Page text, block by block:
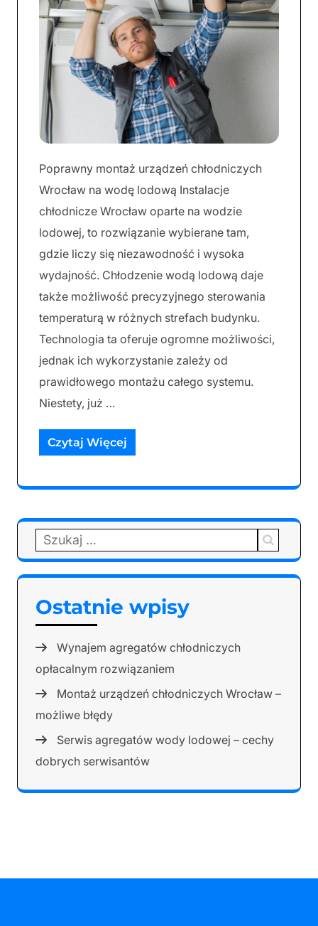
Poprawny montaż urządzeń chłodniczych
Wrocław na wodę lodową Instalacje
chłodnicze Wrocław oparte na wodzie
lodowej, to rozwiązanie wybierane tam,
gdzie liczy się niezawodność i wysoka
wydajność. Chłodzenie wodą lodową daje
także możliwość precyzyjnego sterowania
temperaturą w różnych strefach budynku.
Technologia ta oferuje ogromne możliwości,
jednak ich wykorzystanie zależy od
prawidłowego montażu całego systemu.
Niestety, już …
Czytaj Więcej
Szukaj:
Ostatnie wpisy
Wynajem agregatów chłodniczych
opłacalnym rozwiązaniem
Montaż urządzeń chłodniczych Wrocław –
możliwe błędy
Serwis agregatów wody lodowej – cechy
dobrych serwisantów